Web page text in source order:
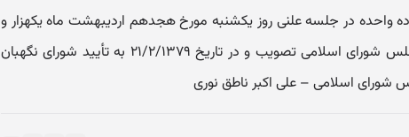
واحده در جلسه علنی روز یکشنبه مورخ هجدهم اردیبهشت ماه یکهزار و
سیصد و هفتاد و نه مجلس شورای اسلامی تصویب و در تاریخ ۲۱/۲/۱۳۷۹ به تأیید شورای نگهبان
اسلامی – علی اکبر ناطق نوری